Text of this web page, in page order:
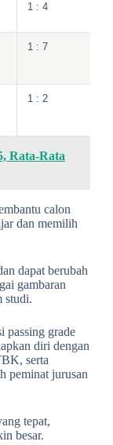
1 : 4
1 : 7
1 : 2
Rata-Rata
calon
dan memilih
dapat berubah
gambaran
studi.
passing grade
diri dengan
serta
peminat jurusan
tepat,
besar.